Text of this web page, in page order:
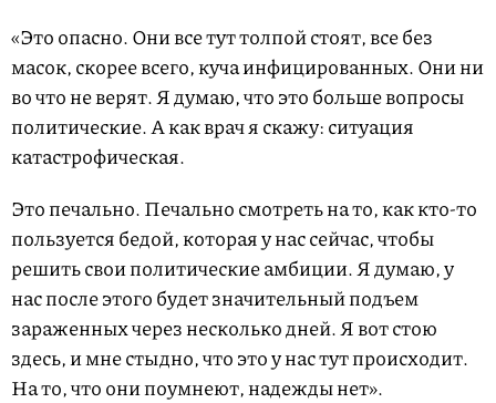
«Это опасно. Они все тут толпой стоят, все без
масок, скорее всего, куча инфицированных. Они ни
во что не верят. Я думаю, что это больше вопросы
политические. А как врач я скажу: ситуация
катастрофическая.
Это печально. Печально смотреть на то, как кто-то
пользуется бедой, которая у нас сейчас, чтобы
решить свои политические амбиции. Я думаю, у
нас после этого будет значительный подъем
зараженных через несколько дней. Я вот стою
здесь, и мне стыдно, что это у нас тут происходит.
На то, что они поумнеют, надежды нет».